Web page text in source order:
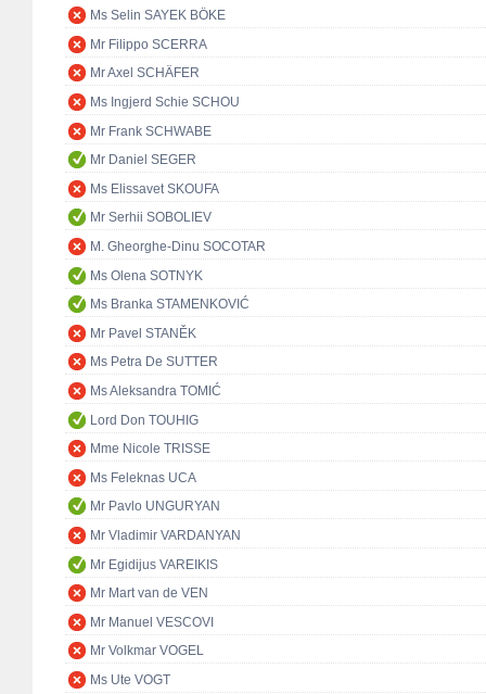
Ms Selin SAYEK BÖKE
Mr Filippo SCERRA
Mr Axel SCHÄFER
Ms Ingjerd Schie SCHOU
Mr Frank SCHWABE
Mr Daniel SEGER
Ms Elissavet SKOUFA
Mr Serhii SOBOLIEV
M. Gheorghe-Dinu SOCOTAR
Ms Olena SOTNYK
Ms Branka STAMENKOVIĆ
Mr Pavel STANĚK
Ms Petra De SUTTER
Ms Aleksandra TOMIĆ
Lord Don TOUHIG
Mme Nicole TRISSE
Ms Feleknas UCA
Mr Pavlo UNGURYAN
Mr Vladimir VARDANYAN
Mr Egidijus VAREIKIS
Mr Mart van de VEN
Mr Manuel VESCOVI
Mr Volkmar VOGEL
Ms Ute VOGT